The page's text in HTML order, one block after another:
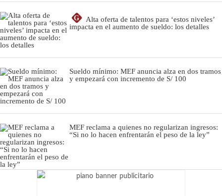
G
Alta oferta de talentos para ‘estos niveles’
impacta en el aumento de sueldo: los detalles
Sueldo mínimo: MEF anuncia alza en dos tramos
y empezará con incremento de S/ 100
MEF reclama a quienes no regularizan ingresos:
“Si no lo hacen enfrentarán el peso de la ley”